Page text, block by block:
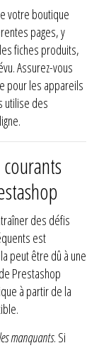
votre boutique
pages, y
fiches produits,
Assurez-vous
pour les appareils
utilise des
des défis
est
peut être dû à une
Prestashop
à partir de la
manquants. Si